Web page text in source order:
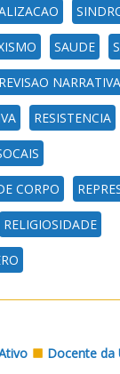
SAUDE
REVISAO NARRATIVA
RESISTENCIA
CORPO
RELIGIOSIDADE
Docente da